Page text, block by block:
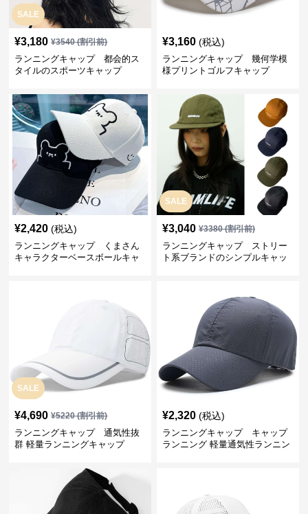
SALE
¥3,180 ¥3540(割引前)
ランニングキャップ 都会的ス
タイルのスポーツキャップ
¥3,160 (税込)
ランニングキャップ 幾何学模
様プリントゴルフキャップ
¥2,420 (税込)
ランニングキャップ くまさん
キャラクターベースボールキャ
SALE
¥3,040 ¥3380(割引前)
ランニングキャップ ストリー
ト系ブランドのシンプルキャッ
SALE
¥4,690 ¥5220(割引前)
ランニングキャップ 通気性抜
群 軽量ランニングキャップ
¥2,320 (税込)
ランニングキャップ キャップ
ランニング 軽量通気性ランニン